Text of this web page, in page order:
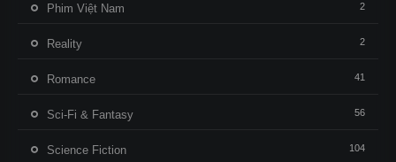
Phim Việt Nam 2
Reality 2
Romance 41
Sci-Fi & Fantasy 56
Science Fiction 104